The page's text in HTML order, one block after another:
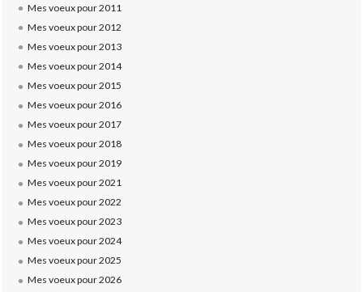
Mes voeux pour 2011
Mes voeux pour 2012
Mes voeux pour 2013
Mes voeux pour 2014
Mes voeux pour 2015
Mes voeux pour 2016
Mes voeux pour 2017
Mes voeux pour 2018
Mes voeux pour 2019
Mes voeux pour 2021
Mes voeux pour 2022
Mes voeux pour 2023
Mes voeux pour 2024
Mes voeux pour 2025
Mes voeux pour 2026